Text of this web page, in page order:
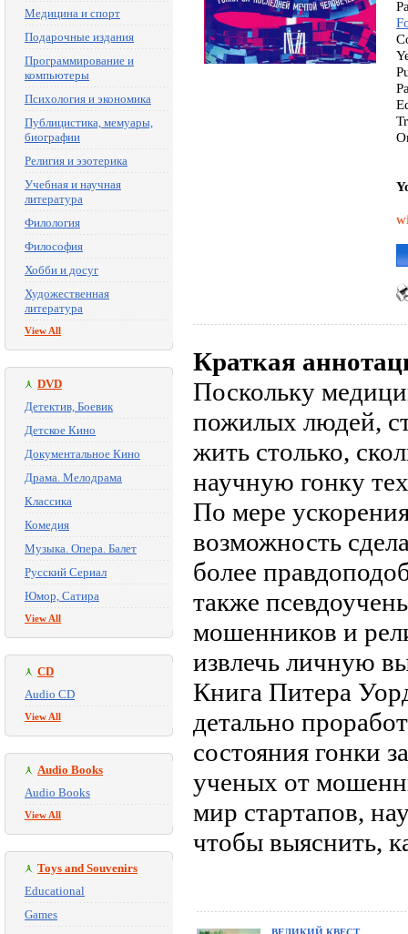
Медицина и спорт
Подарочные издания
Программирование и
компьютеры
Психология и экономика
Публицистика, мемуары,
биографии
Религия и эзотерика
Учебная и научная
литература
Филология
Философия
Хобби и досуг
Художественная
литература
View All
DVD
Детектив, Боевик
Детское Кино
Документальное Кино
Драма. Мелодрама
Классика
Комедия
Музыка. Опера. Балет
Русский Сериал
Юмор, Сатира
View All
CD
Audio CD
View All
Audio Books
Audio Books
View All
Toys and Souvenirs
Educational
Games
Краткая
Поскольку
пожилых людей,
жить столько,
научную гонку
По мере
возможность
более
также
мошенников и
извлечь личную
Книга Питера
детально
состояния гонки
ученых от
мир стартапов,
чтобы выяснить,